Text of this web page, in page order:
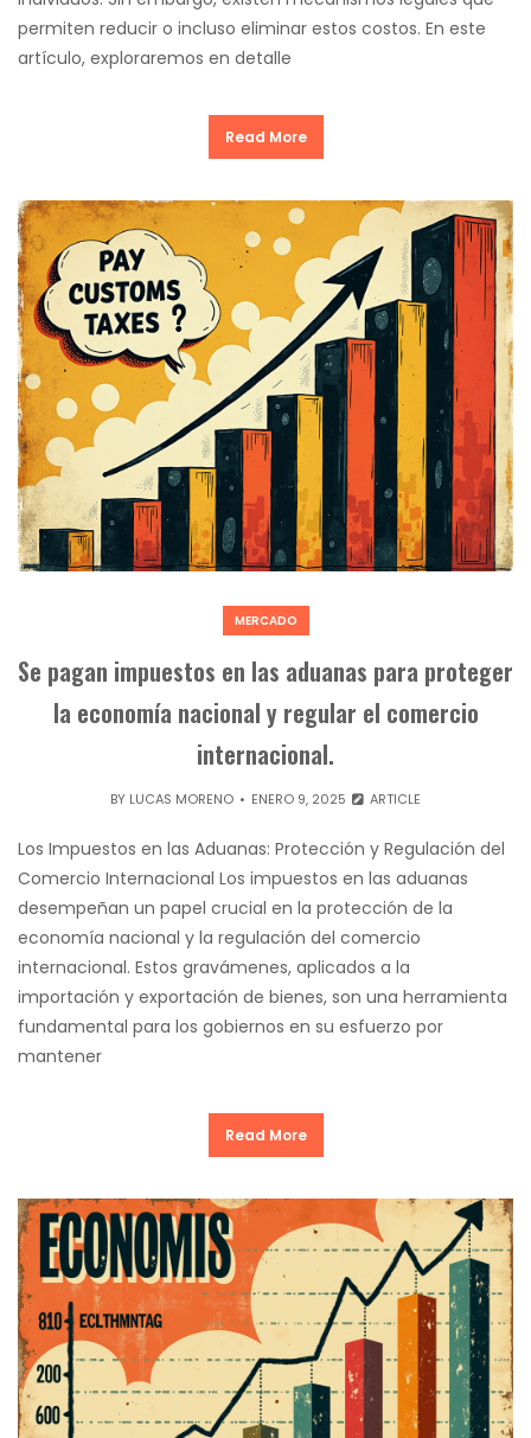
permiten reducir o incluso eliminar estos costos. En este
artículo, exploraremos en detalle
Read More
MERCADO
Se pagan impuestos en las aduanas para proteger
la economía nacional y regular el comercio
internacional.
BY LUCAS MORENO ENERO 9, 2025 ARTICLE
Los Impuestos en las Aduanas: Protección y Regulación del
Comercio Internacional Los impuestos en las aduanas
desempeñan un papel crucial en la protección de la
economía nacional y la regulación del comercio
internacional. Estos gravámenes, aplicados a la
importación y exportación de bienes, son una herramienta
fundamental para los gobiernos en su esfuerzo por
mantener
Read More